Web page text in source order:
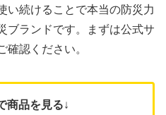
い続けることで本当の防災力
ブランドです。まずは公式サ
確認ください。
商品を見る↓